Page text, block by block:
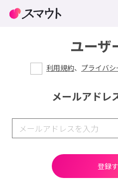
ユーザ
利用規約、 プライバ
メールアドレ